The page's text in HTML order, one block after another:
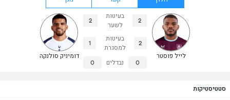
לייל פוסטר
2
בעיטות
לשער
2
2
בעיטות
למסגרת
1
0 נבדלים 0
דומיניק סולנקה
סטטיסטיקות